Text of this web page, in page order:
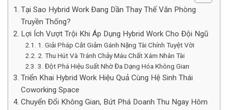
Tại Sao Hybrid Work Đang Dần Thay Thế Văn Phòng
Truyền Thống?
Lợi Ích Vượt Trội Khi Áp Dụng Hybrid Work Cho Đội Ngũ
1. Giải Pháp Cắt Giảm Gánh Nặng Tài Chính Tuyệt Vời
2. Thu Hút Và Tránh Chảy Máu Chất Xám Nhân Tài
3. Đột Phá Hiệu Suất Nhờ Đa Dạng Hóa Không Gian
Triển Khai Hybrid Work Hiệu Quả Cùng Hệ Sinh Thái
Coworking Space
Chuyển Đổi Không Gian, Bứt Phá Doanh Thu Ngay Hôm